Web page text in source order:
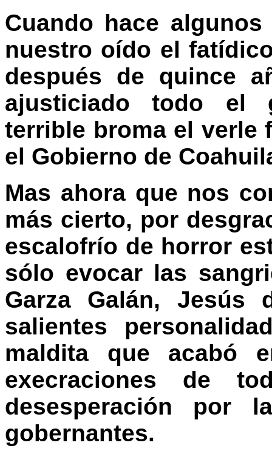
Cuando hace
nuestro oído el
después de quince
ajusticiado todo el
terrible broma el verle
el Gobierno de
Mas ahora que nos
más cierto, por
escalofrío de horror
sólo evocar las
Garza Galán, Jesús
salientes
maldita que acabó
execraciones de
desesperación por
gobernantes.